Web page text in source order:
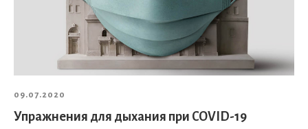
09.07.2020
Упражнения для дыхания при COVID-19